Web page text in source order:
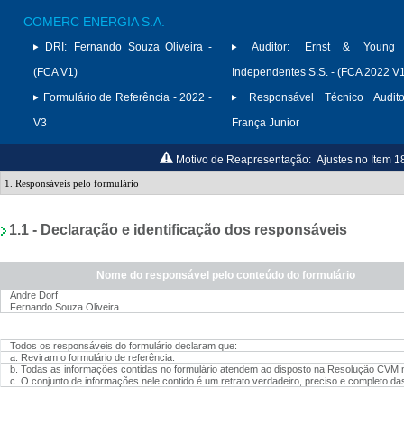
COMERC ENERGIA S.A.
DRI:
Fernando Souza Oliveira -
(FCA V1)
Formulário de Referência - 2022 -
V3
Auditor:
Ernst & Young
Independentes S.S. - (FCA 2022
Responsável Técnico
França Junior
Motivo de Reapresentação: Ajustes no Item